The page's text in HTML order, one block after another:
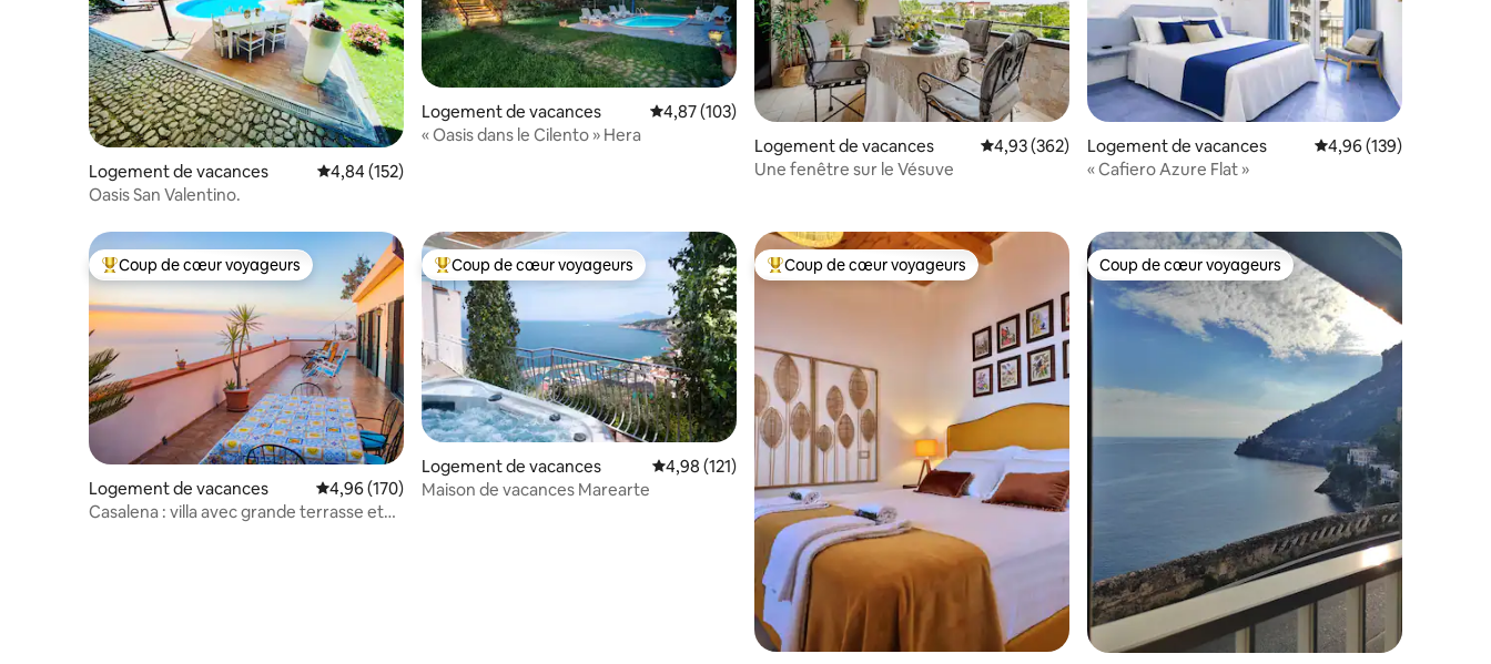
Logement de vacances Évaluation moyenne sur la base de 152 commentaires : 4,84 sur 5
4,84 (152)
Oasis San Valentino.
Logement de vacances Évaluation moyenne sur la base de 103 commentaires : 4,87 sur 5
4,87 (103)
« Oasis dans le Cilento » Hera
Logement de vacances Évaluation moyenne sur la base de 362 commentaires : 4,93 sur 5
4,93 (362)
Une fenêtre sur le Vésuve
Logement de vacances Évaluation moyenne
4,96 (139)
« Cafiero Azure Flat »
Coups de cœur voyageurs les plus appréciés
Coup de cœur voyageurs
Logement de vacances Évaluation moyenne sur la base de 170 commentaires : 4,96 sur 5
4,96 (170)
Casalena : villa avec grande terrasse et
Coups de cœur voyageurs les plus appréciés
Coup de cœur voyageurs
Logement de vacances Évaluation moyenne sur la base de 121 commentaires : 4,98 sur 5
4,98 (121)
Maison de vacances Marearte
Coups de cœur voyageurs les plus appréciés
Coup de cœur voyageurs Coup de cœur voyageurs
Coup de cœur voyageurs